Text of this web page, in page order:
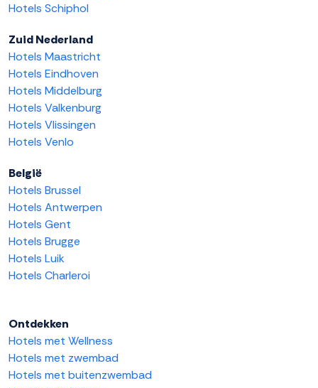
Hotels Schiphol
Zuid Nederland
Hotels Maastricht
Hotels Eindhoven
Hotels Middelburg
Hotels Valkenburg
Hotels Vlissingen
Hotels Venlo
België
Hotels Brussel
Hotels Antwerpen
Hotels Gent
Hotels Brugge
Hotels Luik
Hotels Charleroi
Ontdekken
Hotels met Wellness
Hotels met zwembad
Hotels met buitenzwembad